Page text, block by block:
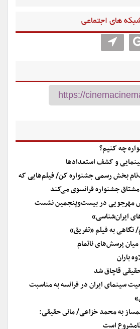
های اجتماعی
چه کنیم؟
و کشف استعدادها
بخش رسمی جشنواره کن/ فیلم‌هایی که
جشنواره فرانسوی می‌کند
مهرجویی در بیست‌وپنجمین نشست
ایران‌شناسی»
نگاهی به فیلم «تفریق»
پرسش‌های ناتمام
باران
قاچاق شد
سینمای ایران در فرانسه به مناسبت
به محمد خزاعی/ مانى حقیقی:
است